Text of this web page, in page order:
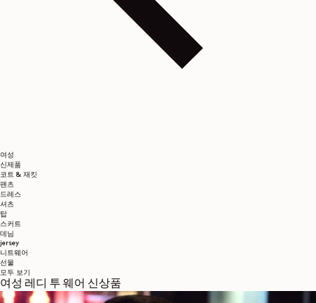
여성
신제품
코트 & 재킷
팬츠
드레스
셔츠
탑
스커트
데님
jersey
니트웨어
선물
모두 보기
여성 레디 투 웨어 신상품